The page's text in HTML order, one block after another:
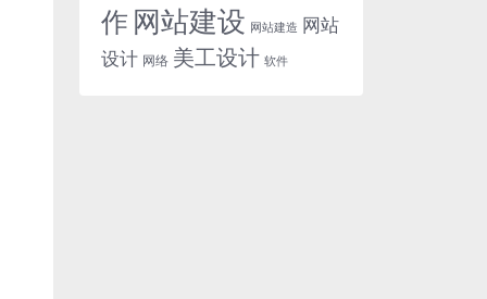
作 网站建设 网站建造 网站
设计 网络 美工设计 软件